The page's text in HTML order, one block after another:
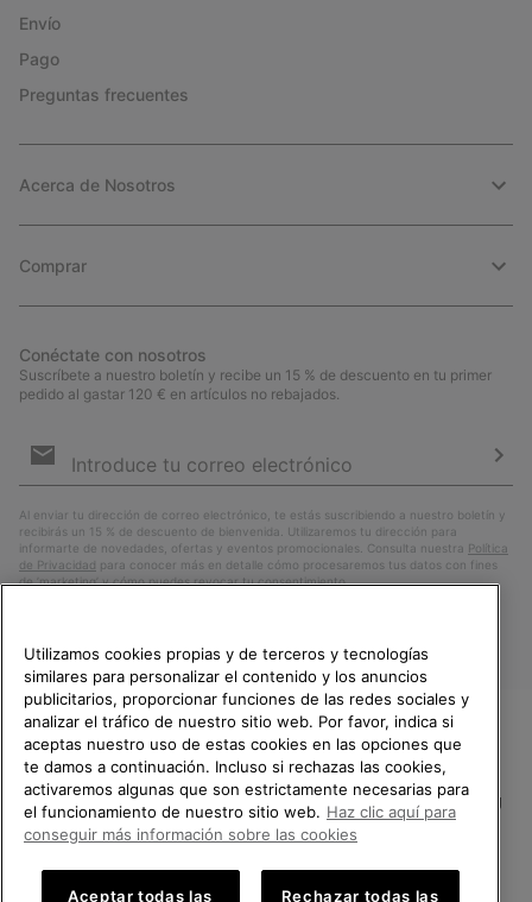
Envío
Pago
Preguntas frecuentes
Acerca de Nosotros
Comprar
Conéctate con nosotros
Suscríbete a nuestro boletín y recibe un 15 % de descuento en tu primer
pedido al gastar 120 € en artículos no rebajados.
de
Al enviar tu dirección de correo electrónico, te estás suscribiendo a nuestro boletín y
recibirás un 15 % de descuento de bienvenida. Utilizaremos tu dirección para
informarte de novedades, ofertas y eventos promocionales. Consulta nuestra
Política
de Privacidad para conocer más en detalle cómo procesaremos tus datos con fines
de ’marketing’ y cómo puedes revocar tu consentimiento.
España
Política de Privacidad Condiciones De Uso Terminos de Venta
TE DAMOS LA BIENVENIDA A
SOREL.
POR FAVOR, SELECCIONA TU
PAÍS.
Compras en línea disponibles
Utilizamos cookies propias y de terceros y tecnologías
similares para personalizar el contenido y los anuncios
publicitarios, proporcionar funciones de las redes sociales y
analizar el tráfico de nuestro sitio web. Por favor, indica si
aceptas nuestro uso de estas cookies en las opciones que
te damos a continuación. Incluso si rechazas las cookies,
activaremos algunas que son estrictamente necesarias para
el funcionamiento de nuestro sitio web. Haz clic aquí para
conseguir más información sobre las cookies
Aceptar todas las Rechazar todas las